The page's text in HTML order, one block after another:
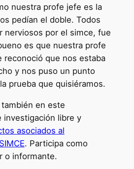
nuestra profe jefe es la
pedían el doble. Todos
nerviosos por el simce, fue
es que nuestra profe
reconoció que nos estaba
y nos puso un punto
prueba que quisiéramos.
en este
investigación libre y
asociados al
. Participa como
o informante.